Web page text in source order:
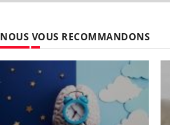
NOUS VOUS RECOMMANDONS